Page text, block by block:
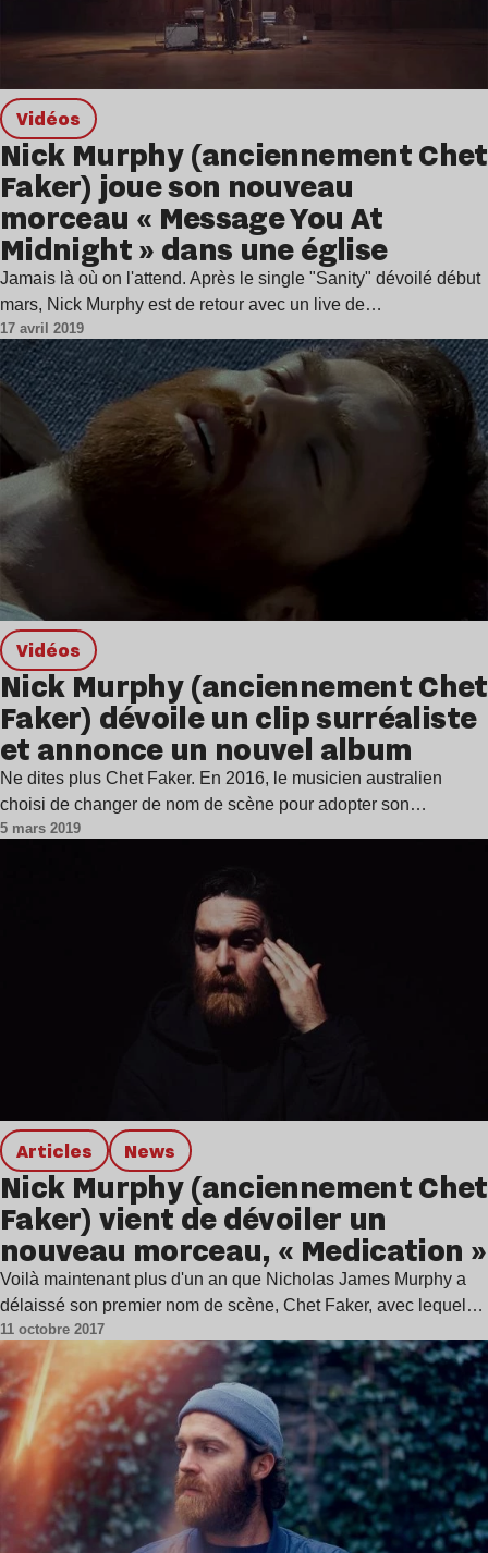
Vidéos
Nick Murphy (anciennement Chet
Faker) joue son nouveau
morceau « Message You At
Midnight » dans une église
Jamais là où on l'attend. Après le single "Sanity" dévoilé début
mars, Nick Murphy est de retour avec un live de…
17 avril 2019
Vidéos
Nick Murphy (anciennement Chet
Faker) dévoile un clip surréaliste
et annonce un nouvel album
Ne dites plus Chet Faker. En 2016, le musicien australien
choisi de changer de nom de scène pour adopter son…
5 mars 2019
Articles news
Nick Murphy (anciennement Chet
Faker) vient de dévoiler un
nouveau morceau, « Medication »
Voilà maintenant plus d'un an que Nicholas James Murphy a
délaissé son premier nom de scène, Chet Faker, avec lequel…
11 octobre 2017